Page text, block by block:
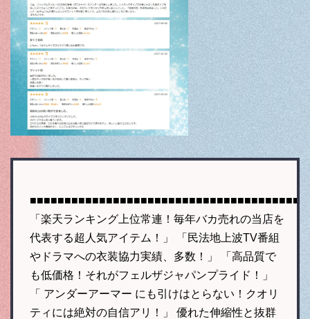
「楽天ランキング上位常連！毎年バカ売れの当店を
代表する超人気アイテム！」 「民法地上波TV番組
やドラマへの衣装協力実績、多数！」 「高品質で
も低価格！それがフェルザジャパンプライド！」
「 アンダーアーマー にも引けはとらない！クオリ
ティには絶対の自信アリ！」 優れた伸縮性と抜群